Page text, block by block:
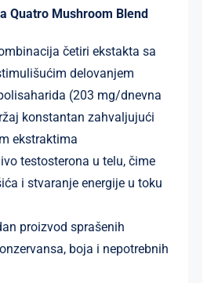
Quatro Mushroom Blend
četiri ekstakta sa
delovanjem
(203 mg/dnevna
konstantan zahvaljujući
ekstraktima
testosterona u telu, čime
i stvaranje energije u toku
proizvod sprašenih
boja i nepotrebnih